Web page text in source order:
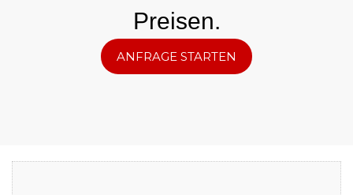
Preisen.
ANFRAGE STARTEN